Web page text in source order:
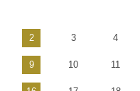
2 3 4
9 10 11